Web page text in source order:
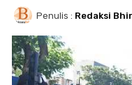
Penulis : Redaksi